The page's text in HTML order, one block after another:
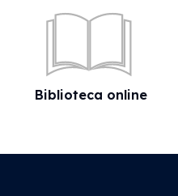
Biblioteca online